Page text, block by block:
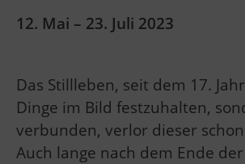
12. Mai – 23. Juli 2023
Das Stillleben, seit dem 17.
Dinge im Bild festzuhalten,
verbunden, verlor dieser
Auch lange nach dem Ende